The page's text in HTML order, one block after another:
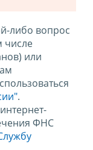
либо вопрос
числе
или
.
ФНС